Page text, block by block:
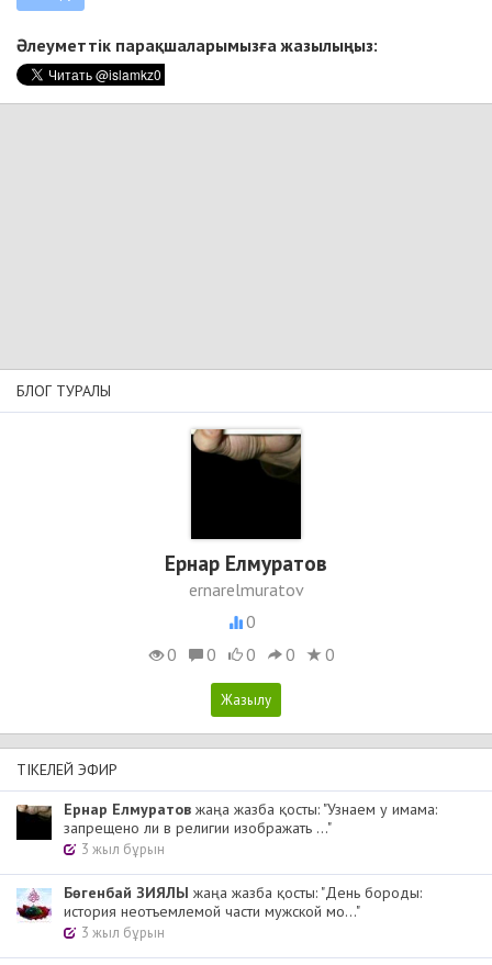
Әлеуметтік парақшаларымызға жазылыңыз:
БЛОГ ТУРАЛЫ
Ернар Елмуратов
ernarelmuratov
0
0
0 0 0 0
ТІКЕЛЕЙ ЭФИР
Ернар Елмуратов жаңа жазба қосты: "Узнаем у имама:
запрещено ли в религии изображать ..."
3 жыл бұрын
Бөгенбай ЗИЯЛЫ жаңа жазба қосты: "День бороды:
история неотъемлемой части мужской мо..."
3 жыл бұрын